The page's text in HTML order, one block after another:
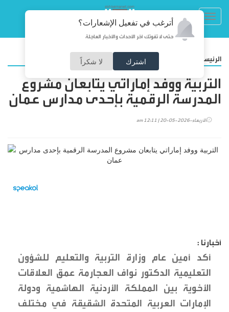
أترغب في تفعيل الإشعارات؟
حتى لا تفوتك آخر الأحداث والأخبار العاجلة
اشترك لا شكراً الرئيسية
التربية ووفد إماراتي يتابعان مشروع
المدرسة الرقمية بإحدى مدارس عمان
الأربعاء-2026-05-20 | 12:11 am
أخبارنا :
أكد أمين عام وزارة التربية والتعليم للشؤون
التعليمية الدكتور نواف العجارمة عمق العلاقات
الأخوية بين المملكة الأردنية الهاشمية ودولة
الإمارات العربية المتحدة الشقيقة في مختلف